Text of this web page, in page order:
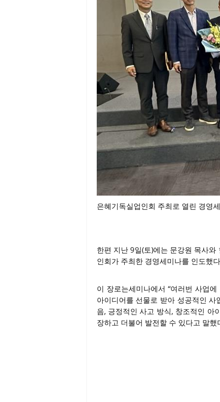
은혜기독실업인회 주최로 열린 경영
한편 지난 9일(토)에는 문강원 목사
인회가 주최한 경영세미나를 인도했
이 장로는세미나에서 “여러번 사업
아이디어를 선물로 받아 성공적인
음, 긍정적인 사고 방식, 창조적인 아
장하고 더불어 발전할 수 있다고 말했